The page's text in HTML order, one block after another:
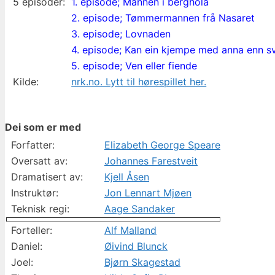
2. episode; Tømmermannen frå Nasaret
3. episode; Lovnaden
4. episode; Kan ein kjempe med anna enn
5. episode; Ven eller fiende
Kilde:
nrk.no. Lytt til hørespillet her.
Dei som er med
Forfatter:
Elizabeth George Speare
Oversatt av:
Johannes Farestveit
Dramatisert av:
Kjell Åsen
Instruktør:
Jon Lennart Mjøen
Teknisk regi:
Aage Sandaker
Forteller:
Alf Malland
Daniel:
Øivind Blunck
Joel:
Bjørn Skagestad